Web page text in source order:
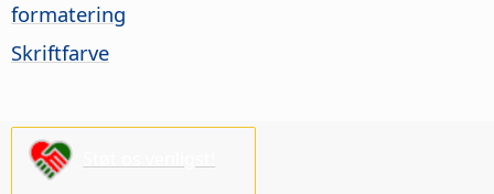
formatering
Skriftfarve